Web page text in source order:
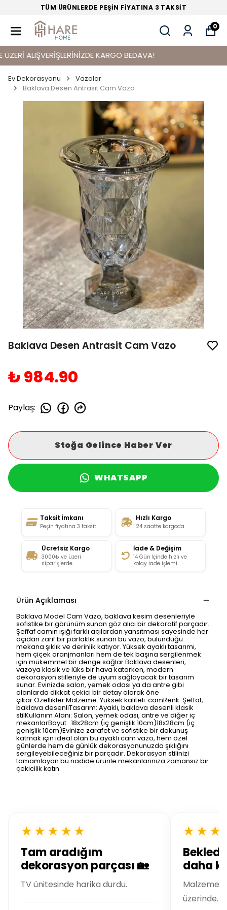
TÜM ÜRÜNLERDE PEŞİN FİYATINA 3 TAKSİT
0
ALIŞVERİŞLERİNİZDE KARGO BEDAVA!
Ev Dekorasyonu
Vazolar
Baklava Desen Antrasit Cam Vazo
Baklava Desen Antrasit Cam Vazo
₺ 984.90
Paylaş:
Stoğa Gelince Haber Ver
WHATSAPP
Taksit İmkanı
Peşin fiyatına 3 taksit
Hızlı Kargo
24 saatte kargoda.
Ücretsiz Kargo
3000₺ ve üzeri
siparişlerde
İade & Değişim
14 Gün İçinde hızlı ve
kolay iade işlemi.
Ürün Açıklaması
Baklava Model Cam Vazo, baklava kesim desenleriyle
sofistike bir görünüm sunan göz alıcı bir dekoratif parçadır.
Şeffaf camın ışığı farklı açılardan yansıtması sayesinde her
açıdan zarif bir parlaklık sunan bu vazo, bulunduğu
mekana şıklık ve derinlik katıyor. Yüksek ayaklı tasarımı,
hem çiçek aranjmanları hem de tek başına sergilenmek
için mükemmel bir denge sağlar.Baklava desenleri,
vazoya klasik ve lüks bir hava katarken, modern
dekorasyon stilleriyle de uyum sağlayacak bir tasarım
sunar. Evinizde salon, yemek odası ya da antre gibi
alanlarda dikkat çekici bir detay olarak öne
çıkar.Özellikler:Malzeme: Yüksek kaliteli camRenk: Şeffaf,
baklava desenliTasarım: Ayaklı, baklava desenli klasik
stilKullanım Alanı: Salon, yemek odası, antre ve diğer iç
mekanlarBoyut: 18x28cm (iç genişlik 10cm)18x28cm (iç
genişlik 10cm)Evinize zarafet ve sofistike bir dokunuş
katmak için ideal olan bu ayaklı cam vazo, hem özel
günlerde hem de günlük dekorasyonunuzda şıklığını
sergileyebileceğiniz bir parçadır. Dekorasyon stilinizi
tamamlayan bu nadide ürünle mekanlarınıza zamansız bir
çekicilik katın.
★★★★★
Tam aradığım
dekorasyon parçası 🏡
TV ünitesinde harika durdu.
daha
Malzeme
üzerinde.